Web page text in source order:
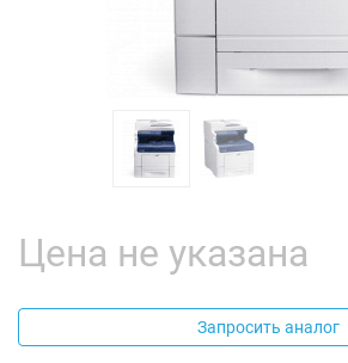
Цена не указана
Запросить аналог